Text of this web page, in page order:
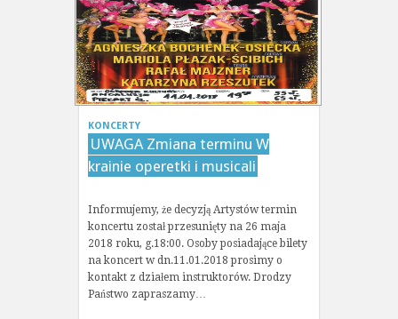
KONCERTY
UWAGA Zmiana terminu W
krainie operetki i musicali
Informujemy, że decyzją Artystów termin
koncertu został przesunięty na 26 maja
2018 roku, g.18:00. Osoby posiadające bilety
na koncert w dn.11.01.2018 prosimy o
kontakt z działem instruktorów. Drodzy
Państwo zapraszamy…